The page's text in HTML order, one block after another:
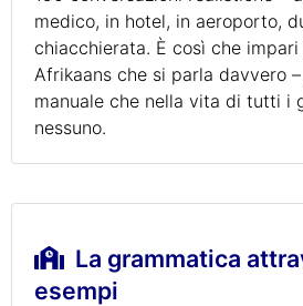
medico, in hotel, in aeroporto,
chiacchierata. È così che
Afrikaans che si parla davvero
manuale che nella vita di tutti i
nessuno.
La grammatica
esempi